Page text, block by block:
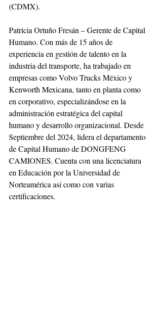
(CDMX).
Patricia Ortuño Fresán – Gerente de Capital
Humano. Con más de 15 años de
experiencia en gestión de talento en la
industria del transporte, ha trabajado en
empresas como Volvo Trucks México y
Kenworth Mexicana, tanto en planta como
en corporativo, especializándose en la
administración estratégica del capital
humano y desarrollo organizacional. Desde
Septiembre del 2024, lidera el departamento
de Capital Humano de DONGFENG
CAMIONES. Cuenta con una licenciatura
en Educación por la Universidad de
Norteamérica así como con varias
certificaciones.